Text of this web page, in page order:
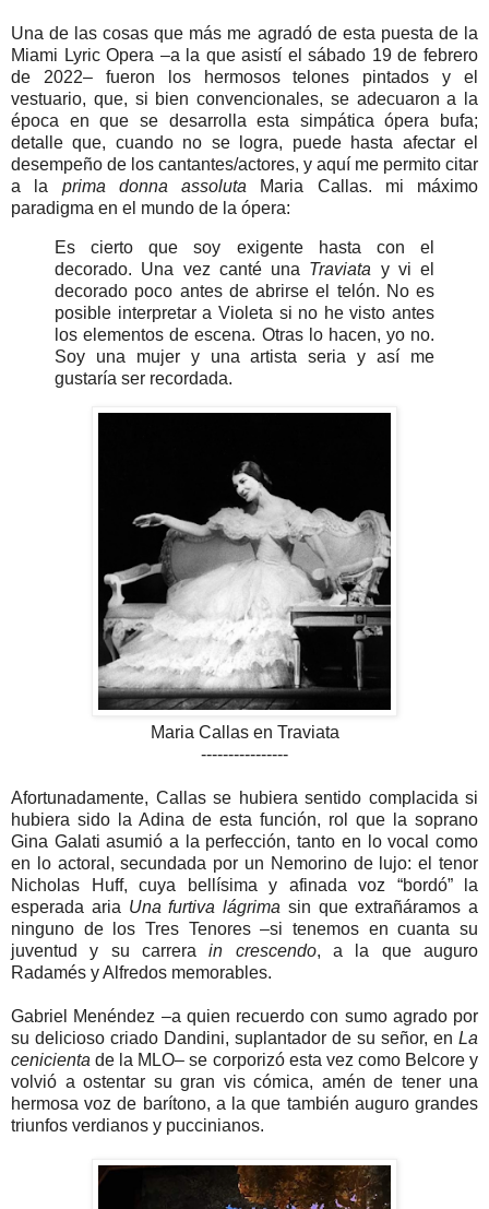
Una de las cosas que más me agradó de esta puesta de la
Miami Lyric Opera –a la que asistí el sábado 19 de febrero
de 2022– fueron los hermosos telones pintados y el
vestuario, que, si bien convencionales, se adecuaron a la
época en que se desarrolla esta simpática ópera bufa;
detalle que, cuando no se logra, puede hasta afectar el
desempeño de los cantantes/actores, y aquí me permito citar
a la prima donna assoluta Maria Callas. mi máximo
paradigma en el mundo de la ópera:
Es cierto que soy exigente hasta con el
decorado. Una vez canté una Traviata y vi el
decorado poco antes de abrirse el telón. No es
posible interpretar a Violeta si no he visto antes
los elementos de escena. Otras lo hacen, yo no.
Soy una mujer y una artista seria y así me
gustaría ser recordada.
Maria Callas en Traviata
----------------
Afortunadamente, Callas se hubiera sentido complacida si
hubiera sido la Adina de esta función, rol que la soprano
Gina Galati asumió a la perfección, tanto en lo vocal como
en lo actoral, secundada por un Nemorino de lujo: el tenor
Nicholas Huff, cuya bellísima y afinada voz “bordó” la
esperada aria Una furtiva lágrima sin que extrañáramos a
ninguno de los Tres Tenores –si tenemos en cuanta su
juventud y su carrerain crescendo, a la que auguro
Radamés y Alfredos memorables.
Gabriel Menéndez –a quien recuerdo con sumo agrado por
su delicioso criado Dandini, suplantador de su señor, en La
cenicienta de la MLO– se corporizó esta vez como Belcore y
volvió a ostentar su gran vis cómica, amén de tener una
hermosa voz de barítono, a la que también auguro grandes
triunfos verdianos y puccinianos.